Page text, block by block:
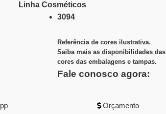
Linha Cosméticos
3094
Referência de cores ilustrativa.
Saiba mais as disponibilidades das
cores das embalagens e tampas.
Fale conosco agora:
Orçamento